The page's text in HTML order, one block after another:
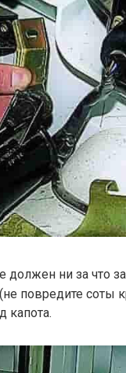
должен ни за что
повредите соты
капота.